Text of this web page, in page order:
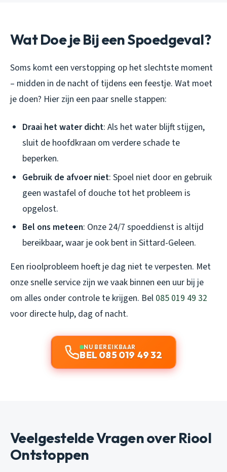
Wat Doe je Bij een Spoedgeval?
Soms komt een verstopping op het slechtste moment
– midden in de nacht of tijdens een feestje. Wat moet
je doen? Hier zijn een paar snelle stappen:
Draai het water dicht: Als het water blijft stijgen,
sluit de hoofdkraan om verdere schade te
beperken.
Gebruik de afvoer niet: Spoel niet door en gebruik
geen wastafel of douche tot het probleem is
opgelost.
Bel ons meteen: Onze 24/7 spoeddienst is altijd
bereikbaar, waar je ook bent in Sittard-Geleen.
Een rioolprobleem hoeft je dag niet te verpesten. Met
onze snelle service zijn we vaak binnen een uur bij je
om alles onder controle te krijgen. Bel 085 019 49 32
voor directe hulp, dag of nacht.
NU BEREIKBAAR
BEL 085 019 49 32
Veelgestelde Vragen over Riool
Ontstoppen